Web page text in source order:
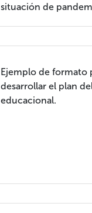
situación de
Ejemplo de formato
desarrollar el plan
educacional.